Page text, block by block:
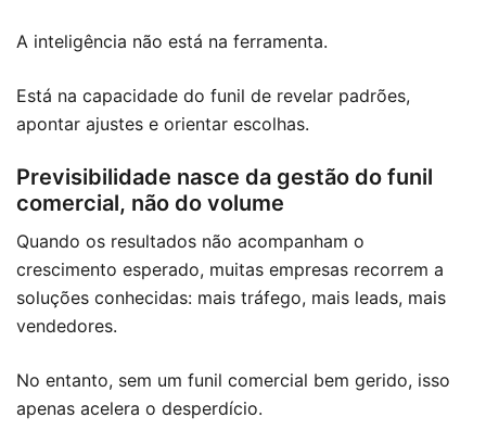
A inteligência não está na ferramenta.
Está na capacidade do funil de revelar padrões,
apontar ajustes e orientar escolhas.
Previsibilidade nasce da gestão do funil
comercial, não do volume
Quando os resultados não acompanham o
crescimento esperado, muitas empresas recorrem a
soluções conhecidas: mais tráfego, mais leads, mais
vendedores.
No entanto, sem um funil comercial bem gerido, isso
apenas acelera o desperdício.